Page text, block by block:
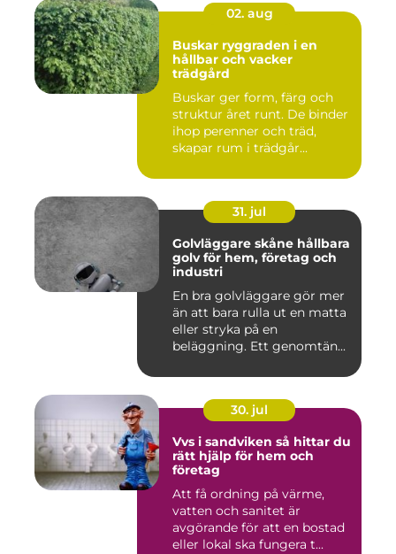
02. aug
Buskar ryggraden i en
hållbar och vacker
trädgård
Buskar ger form, färg och
struktur året runt. De binder
ihop perenner och träd,
skapar rum i trädgår...
31. jul
Golvläggare skåne hållbara
golv för hem, företag och
industri
En bra golvläggare gör mer
än att bara rulla ut en matta
eller stryka på en
beläggning. Ett genomtän...
30. jul
Vvs i sandviken så hittar du
rätt hjälp för hem och
företag
Att få ordning på värme,
vatten och sanitet är
avgörande för att en bostad
eller lokal ska fungera t...